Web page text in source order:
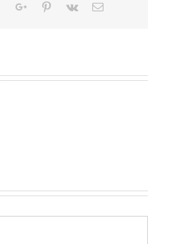
TumblrGoogle+Pinterest
Vk Email